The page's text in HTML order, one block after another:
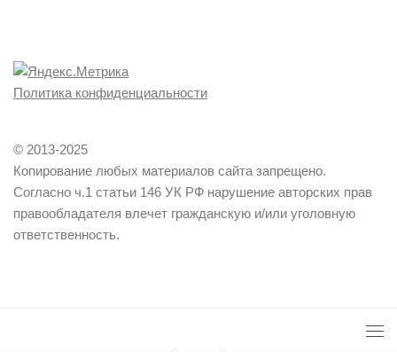
Политика конфиденциальности
© 2013-2025
Копирование любых материалов сайта запрещено.
Согласно ч.1 статьи 146 УК РФ нарушение авторских прав
правообладателя влечет гражданскую и/или уголовную
ответственность.